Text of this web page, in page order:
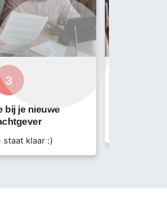
3
bij je nieuwe
staat klaar :)
Next